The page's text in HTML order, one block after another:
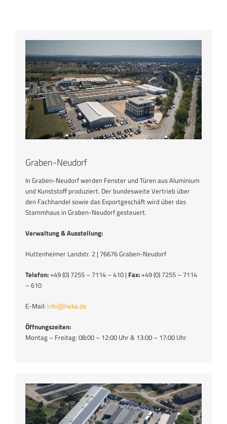
Graben-Neudorf
In Graben-Neudorf werden Fenster und Türen aus Aluminium
und Kunststoff produziert. Der bundesweite Vertrieb über
den Fachhandel sowie das Exportgeschäft wird über das
Stammhaus in Graben-Neudorf gesteuert.
Verwaltung & Ausstellung:
Huttenheimer Landstr. 2 | 76676 Graben-Neudorf
Telefon:+49 (0) 7255 – 7114 – 410 | Fax:+49 (0) 7255 – 7114
– 610
E-Mail: info@heka.de
Öffnungszeiten:
Montag – Freitag: 08:00 – 12:00 Uhr & 13:00 – 17:00 Uhr